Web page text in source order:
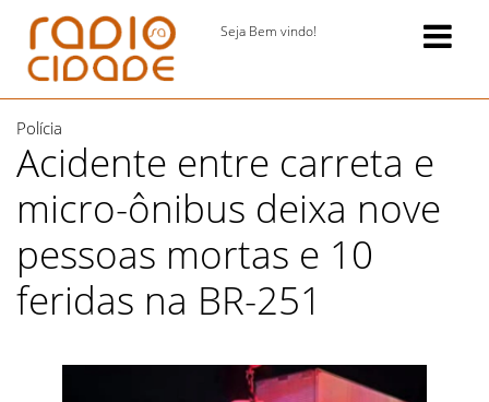
Seja Bem vindo!
Polícia
Acidente entre carreta e
micro-ônibus deixa nove
pessoas mortas e 10
feridas na BR-251